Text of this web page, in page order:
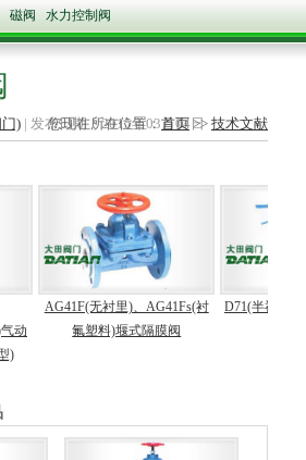
磁阀
水力控制阀
) | 发布日期：2015年03月04日
您现在所在位置：首页>> 技术文献
动
)
AG41F(无衬里)、AG41Fs(衬
氟塑料)堰式隔膜阀
D71(半衬)、